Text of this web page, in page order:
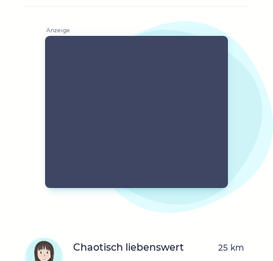
Chaotisch liebenswert 25 km